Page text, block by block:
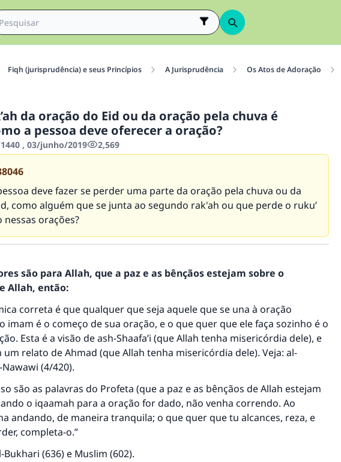
Fiqh (jurisprudência) e seus Princípios A Jurisprudência Os Atos de Adoração
da oração do Eid ou da oração pela chuva é
a pessoa deve oferecer a oração?
, 03/junho/2019 2,569
deve fazer se perder uma parte da oração pela chuva ou da
como alguém que se junta ao segundo rak'ah ou que perde o ruku’
nessas orações?
são para Allah, que a paz e as bênçãos estejam sobre o
Allah, então:
correta é que qualquer que seja aquele que se una à oração
imam é o começo de sua oração, e o que quer que ele faça sozinho é o
Esta é a visão de ash-Shaafa’i (que Allah tenha misericórdia dele), e
um relato de Ahmad (que Allah tenha misericórdia dele). Veja: al-
Nawawi (4/420).
são as palavras do Profeta (que a paz e as bênçãos de Allah estejam
o iqaamah para a oração for dado, não venha correndo. Ao
andando, de maneira tranquila; o que quer que tu alcances, reza, e
completa-o.”
Bukhari (636) e Muslim (602).
n° 110845 salvou um casamento.